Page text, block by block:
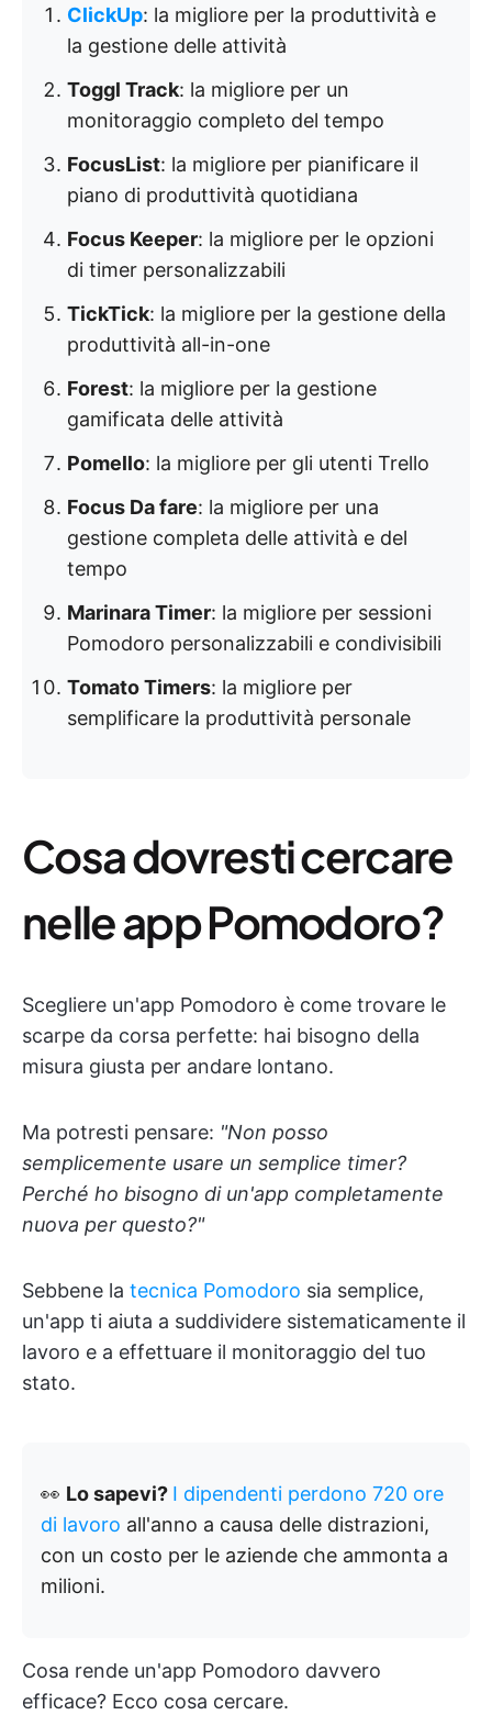
ClickUp: la migliore per la produttività e
la gestione delle attività
Toggl Track: la migliore per un
monitoraggio completo del tempo
FocusList: la migliore per pianificare il
piano di produttività quotidiana
Focus Keeper: la migliore per le opzioni
di timer personalizzabili
TickTick: la migliore per la gestione della
produttività all-in-one
Forest: la migliore per la gestione
gamificata delle attività
Pomello: la migliore per gli utenti Trello
Focus Da fare: la migliore per una
gestione completa delle attività e del
tempo
Marinara Timer: la migliore per sessioni
Pomodoro personalizzabili e condivisibili
Tomato Timers: la migliore per
semplificare la produttività personale
Cosa dovresti cercare
nelle app Pomodoro?
Scegliere un'app Pomodoro è come trovare le
scarpe da corsa perfette: hai bisogno della
misura giusta per andare lontano.
Ma potresti pensare: "Non posso
semplicemente usare un semplice timer?
Perché ho bisogno di un'app completamente
nuova per questo?"
Sebbene la tecnica Pomodoro sia semplice,
un'app ti aiuta a suddividere sistematicamente il
lavoro e a effettuare il monitoraggio del tuo
stato.
👀 Lo sapevi? I dipendenti perdono 720 ore
di lavoro all'anno a causa delle distrazioni,
con un costo per le aziende che ammonta a
milioni.
Cosa rende un'app Pomodoro davvero
efficace? Ecco cosa cercare.